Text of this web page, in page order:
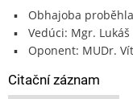
Obhajoba proběhla
Vedúci: Mgr. Lukáš
Oponent: MUDr.
Citační záznam